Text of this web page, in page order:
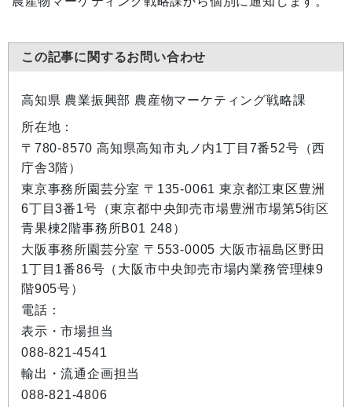
この記事に関するお問い合わせ
高知県 農業振興部 農産物マーケティング戦略課
所在地：
〒780-8570 高知県高知市丸ノ内1丁目7番52号（西
庁舎3階）
東京事務所園芸分室 〒135-0061 東京都江東区豊洲
6丁目3番1号（東京都中央卸売市場豊洲市場第5街区
青果棟2階事務所B01 248）
大阪事務所園芸分室 〒553-0005 大阪市福島区野田
1丁目1番86号（大阪市中央卸売市場内業務管理棟9
階905号）
電話：
表示・市場担当
088-821-4541
輸出・流通企画担当
088-821-4806